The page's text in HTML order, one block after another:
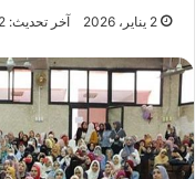
2 يناير، 2026 آخر تحديث: 2 يناير، 2026